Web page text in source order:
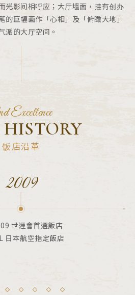
光影间相呼应；大厅墙面，挂有创办
的巨幅画作「心相」及「俯瞰大地」
派的大厅空间。
Excellence
饭店沿革
2009
世運會首選飯店
日本航空指定飯店